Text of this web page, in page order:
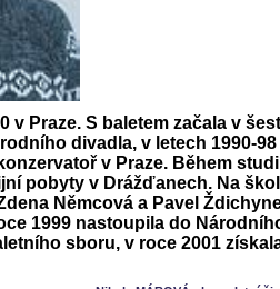
v Praze. S baletem začala v
divadla, v letech 1990-98
v Praze. Během
pobyty v Drážďanech. Na
Němcová a Pavel
1999 nastoupila do
sboru, v roce 2001